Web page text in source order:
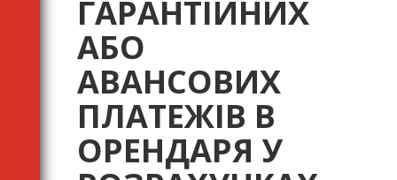
ГАРАНТІЙНИХ
АБО
АВАНСОВИХ
ПЛАТЕЖІВ В
ОРЕНДАРЯ У